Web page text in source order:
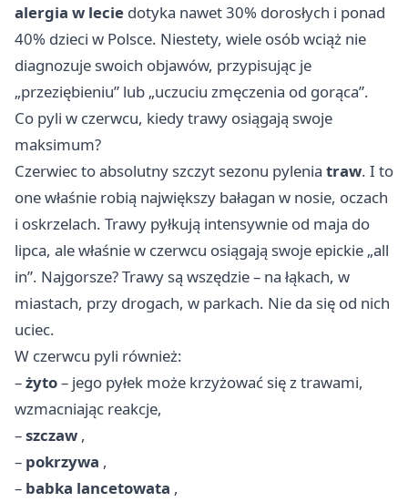
alergia w lecie dotyka nawet 30% dorosłych i ponad
40% dzieci w Polsce. Niestety, wiele osób wciąż nie
diagnozuje swoich objawów, przypisując je
„przeziębieniu” lub „uczuciu zmęczenia od gorąca”.
Co pyli w czerwcu, kiedy trawy osiągają swoje
maksimum?
Czerwiec to absolutny szczyt sezonu pylenia traw. I to
one właśnie robią największy bałagan w nosie, oczach
i oskrzelach. Trawy pyłkują intensywnie od maja do
lipca, ale właśnie w czerwcu osiągają swoje epickie „all
in”. Najgorsze? Trawy są wszędzie – na łąkach, w
miastach, przy drogach, w parkach. Nie da się od nich
uciec.
W czerwcu pyli również:
–żyto– jego pyłek może krzyżować się z trawami,
wzmacniając reakcje,
–szczaw ,
– pokrzywa ,
– babka lancetowata ,